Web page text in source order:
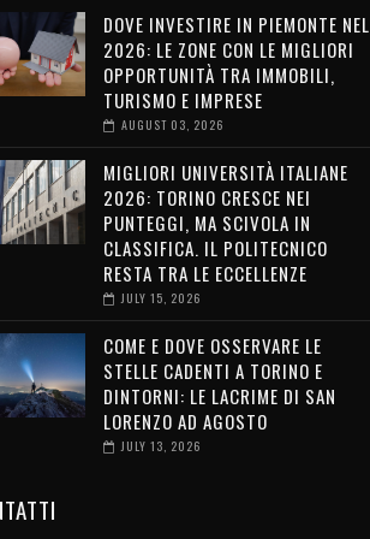
DOVE INVESTIRE IN PIEMONTE NEL
2026: LE ZONE CON LE MIGLIORI
OPPORTUNITÀ TRA IMMOBILI,
TURISMO E IMPRESE
AUGUST 03, 2026
MIGLIORI UNIVERSITÀ ITALIANE
2026: TORINO CRESCE NEI
PUNTEGGI, MA SCIVOLA IN
CLASSIFICA. IL POLITECNICO
RESTA TRA LE ECCELLENZE
JULY 15, 2026
COME E DOVE OSSERVARE LE
STELLE CADENTI A TORINO E
DINTORNI: LE LACRIME DI SAN
LORENZO AD AGOSTO
JULY 13, 2026